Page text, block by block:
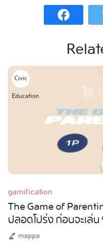
Civic
Education
gamification
The Game of
ปลอดโปร่ง ก่อนจะเล่น
mappa